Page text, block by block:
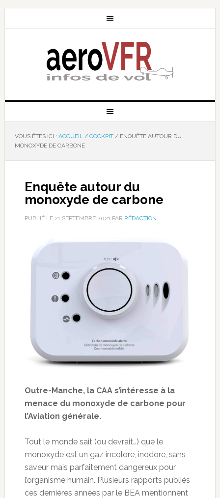
VOUS ÊTES ICI : ACCUEIL / COCKPIT /ENQUÊTE AUTOUR DU
MONOXYDE DE CARBONE
Enquête autour du
monoxyde de carbone
PUBLIÉ LE 21 SEPTEMBRE 2021PAR RÉDACTION
Outre-Manche, la CAA s’intéresse à la
menace du monoxyde de carbone pour
l’Aviation générale.
Tout le monde sait (ou devrait…) que le
monoxyde est un gaz incolore, inodore, sans
saveur mais parfaitement dangereux pour
l’organisme humain. Plusieurs rapports publiés
ces dernières années par le BEA mentionnent